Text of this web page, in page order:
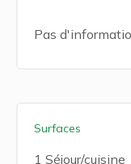
Pas
Surfaces
1 Séjour/cuisine